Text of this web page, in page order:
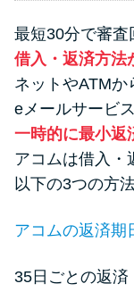
最短30分で審
借入・返済方法
ネットやATM
eメールサービ
一時的に最小返
アコムは借入・
以下の3つの方
アコムの返済期
35日ごとの返済